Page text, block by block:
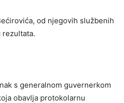
od njegovih službenih
rezultata.
s generalnom guvernerkom
obavlja protokolarnu